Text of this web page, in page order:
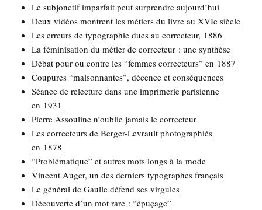
Le sub­jonc­tif impar­fait peut sur­prendre aujourd’hui
Deux vidéos montrent les métiers du livre au XVIe siècle
Les erreurs de typo­gra­phie dues au cor­rec­teur, 1886
La fémi­ni­sa­tion du métier de cor­rec­teur : une synthèse
Débat pour ou contre les “femmes cor­rec­teurs” en 1887
Cou­pures “mal­son­nantes”, décence et conséquences
Séance de relec­ture dans une impri­me­rie pari­sienne
en 1931
Pierre Assou­line n’oublie jamais le correcteur
Les cor­rec­teurs de Ber­ger-Levrault pho­to­gra­phiés
en 1878
“Pro­blé­ma­tique” et autres mots longs à la mode
Vincent Auger, un des der­niers typo­graphes français
Le géné­ral de Gaulle défend ses virgules
Décou­verte d’un mot rare : “épu­çage”